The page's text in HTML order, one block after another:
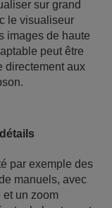
sur grand
le visualiseur
images de haute
peut être
directement aux
par exemple des
manuels, avec
un zoom